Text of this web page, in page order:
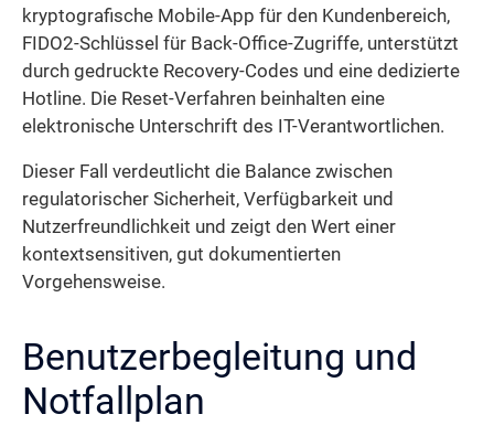
kryptografische Mobile-App für den Kundenbereich,
FIDO2-Schlüssel für Back-Office-Zugriffe, unterstützt
durch gedruckte Recovery-Codes und eine dedizierte
Hotline. Die Reset-Verfahren beinhalten eine
elektronische Unterschrift des IT-Verantwortlichen.
Dieser Fall verdeutlicht die Balance zwischen
regulatorischer Sicherheit, Verfügbarkeit und
Nutzerfreundlichkeit und zeigt den Wert einer
kontextsensitiven, gut dokumentierten
Vorgehensweise.
Benutzerbegleitung und
Notfallplan